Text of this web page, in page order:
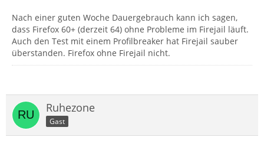
Nach einer guten Woche Dauergebrauch kann ich sagen,
dass Firefox 60+ (derzeit 64) ohne Probleme im Firejail läuft.
Auch den Test mit einem Profilbreaker hat Firejail sauber
überstanden. Firefox ohne Firejail nicht.
Ruhezone
Gast